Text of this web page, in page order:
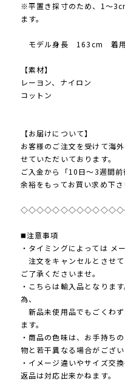
※平置き採寸のため、1〜
ます。
モデル身長 163cm 着
【素材】
レーヨン、ナイロン
コットン
【お届けについて】
お客様のご注文を受けて海
せていただいております。
ご入金から「10日～3週間前
余裕をもってお買い求め下さ
◼️注意事項
・タイミングによっては メ
注文をキャンセルとさせ
ご了承くださいませ。
・こちらは輸入品となりま
為、
新品未使用品でもごくわ
ます。
・商品の色味は、お手持ち
物と若干異なる場合がござい
・イメージ違いやサイズ交
返品は対応出来かねます。